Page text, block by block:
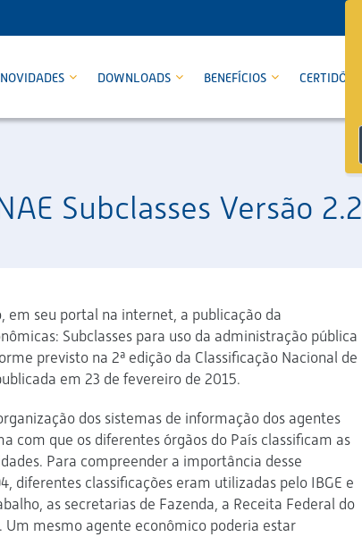
NOVIDADES DOWNLOADS BENEFÍCIOS CERTIDÕES
Subclasses Versão 2.2
em seu portal na internet, a publicação da
Subclasses para uso da administração pública
previsto na 2ª edição da Classificação Nacional de
em 23 de fevereiro de 2015.
dos sistemas de informação dos agentes
com que os diferentes órgãos do País classificam as
Para compreender a importância desse
diferentes classificações eram utilizadas pelo IBGE e
as secretarias de Fazenda, a Receita Federal do
Um mesmo agente econômico poderia estar